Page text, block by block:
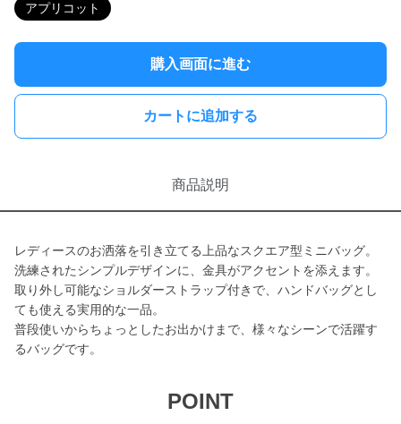
アプリコット
購入画面に進む
カートに追加する
商品説明
レディースのお洒落を引き立てる上品なスクエア型ミニバッグ。
洗練されたシンプルデザインに、金具がアクセントを添えます。
取り外し可能なショルダーストラップ付きで、ハンドバッグとし
ても使える実用的な一品。
普段使いからちょっとしたお出かけまで、様々なシーンで活躍す
るバッグです。
POINT